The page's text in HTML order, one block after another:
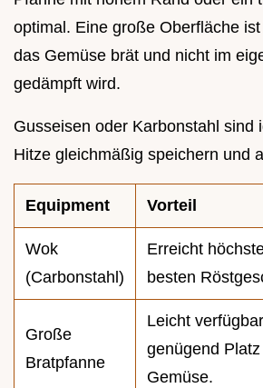
optimal. Eine große Oberfläche
das Gemüse brät und nicht im
gedämpft wird.
Gusseisen oder Karbonstahl sind
Hitze gleichmäßig speichern und
Equipment Vorteil
Wok
(Carbonstahl)
Erreicht
besten
Große
Bratpfanne
Leicht
genügend
Gemüse.